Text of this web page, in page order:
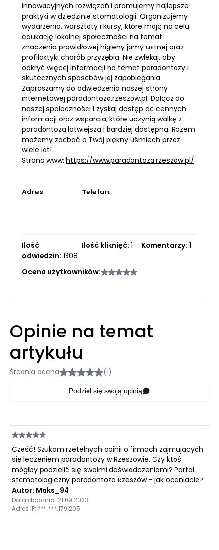
innowacyjnych rozwiązań i promujemy najlepsze
praktyki w dziedzinie stomatologii. Organizujemy
wydarzenia, warsztaty i kursy, które mają na celu
edukację lokalnej społeczności na temat
znaczenia prawidłowej higieny jamy ustnej oraz
profilaktyki chorób przyzębia. Nie zwlekaj, aby
odkryć więcej informacji na temat paradontozy i
skutecznych sposobów jej zapobiegania.
Zapraszamy do odwiedzenia naszej strony
internetowej paradontoza.rzeszow.pl. Dołącz do
naszej społeczności i zyskaj dostęp do cennych
informacji oraz wsparcia, które uczynią walkę z
paradontozą łatwiejszą i bardziej dostępną. Razem
możemy zadbać o Twój piękny uśmiech przez
wiele lat!
Strona www: https://www.paradontoza.rzeszow.pl/
Adres: Telefon:
Ilość
odwiedzin: 1308
Ilość kliknięć: 1 Komentarzy: 1
Ocena użytkowników:
Opinie na temat
artykułu
Średnia ocena (1)
Podziel się swoją opinią
Cześć! Szukam rzetelnych opinii o firmach zajmujących
się leczeniem paradontozy w Rzeszowie. Czy ktoś
mógłby podzielić się swoimi doświadczeniami? Portal
stomatologiczny paradontoza Rzeszów - jak oceniacie?
Autor: Maks_94
Data dodania: 21.09.2023
Adres IP: ***.***.179.205